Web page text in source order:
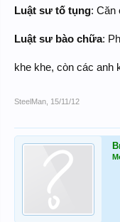
Luật sư tố tụng: Căn
Luật sư bào chữa:
khe khe, còn các anh
SteelMan 15/11/12